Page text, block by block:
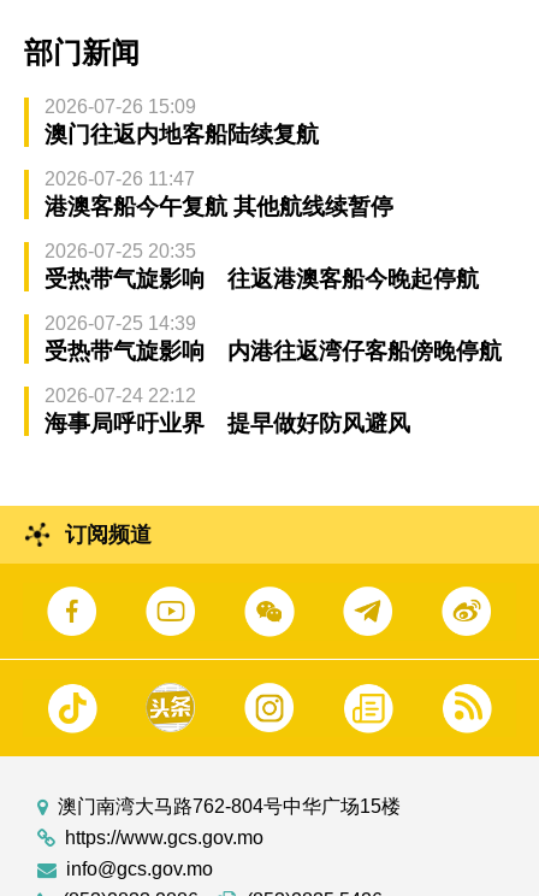
部门新闻
2026-07-26 15:09
澳门往返内地客船陆续复航
2026-07-26 11:47
港澳客船今午复航 其他航线续暂停
2026-07-25 20:35
受热带气旋影响 往返港澳客船今晚起停航
2026-07-25 14:39
受热带气旋影响 内港往返湾仔客船傍晚停航
2026-07-24 22:12
海事局呼吁业界 提早做好防风避风
订阅频道
澳门南湾大马路762-804号中华广场15楼
https://www.gcs.gov.mo
info@gcs.gov.mo